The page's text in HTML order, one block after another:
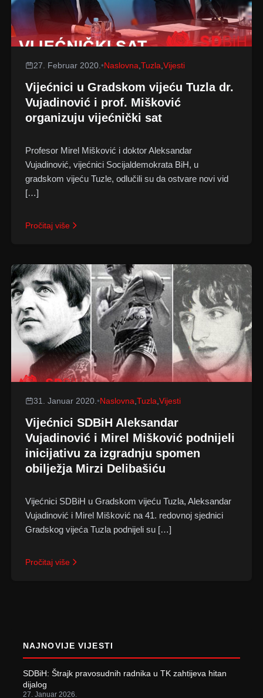
27. Februar 2020. •Naslovna Tuzla Vijesti
Vijećnici u Gradskom vijeću Tuzla dr.
Vujadinović i prof. Mišković
organizuju vijećnički sat
Profesor Mirel Mišković i doktor Aleksandar
Vujadinović, vijećnici Socijaldemokrata BiH, u
gradskom vijeću Tuzle, odlučili su da ostvare novi vid
[…]
Pročitaj više
31. Januar 2020. •Naslovna Tuzla Vijesti
Vijećnici SDBiH Aleksandar
Vujadinović i Mirel Mišković podnijeli
inicijativu za izgradnju spomen
obilježja Mirzi Delibašiću
Vijećnici SDBiH u Gradskom vijeću Tuzla, Aleksandar
Vujadinović i Mirel Mišković na 41. redovnoj sjednici
Gradskog vijeća Tuzla podnijeli su […]
Pročitaj više
NAJNOVIJE VIJESTI
SDBiH: Štrajk pravosudnih radnika u TK zahtijeva hitan
dijalog
27. Januar 2026.